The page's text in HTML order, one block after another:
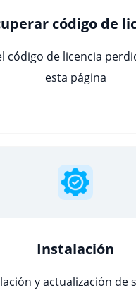
código de
código de licencia
esta página
Instalación
y actualización de